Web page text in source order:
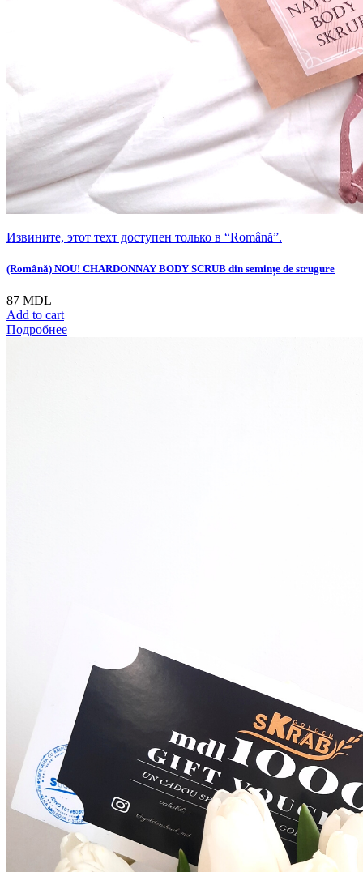
Извините, этот техт доступен только в “Română”.
(Română) NOU! CHARDONNAY BODY SCRUB din semințe de strugure
87 MDL
Add to cart
Подробнее